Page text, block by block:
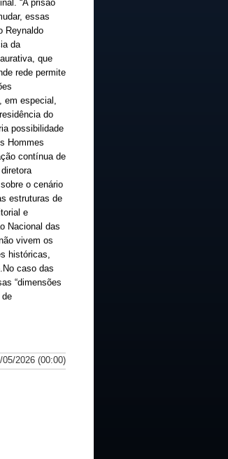
“A prisão
essas
Reynaldo
da
que
rede permite
em especial,
do
possibilidade
Hommes
contínua de
o cenário
estruturas de
e
Nacional das
vivem os
históricas,
caso das
“dimensões
de
05/2026 (00:00)